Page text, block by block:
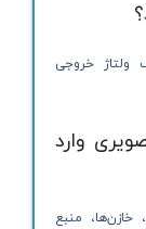
ولتاژ خروجی
وارد
منبع